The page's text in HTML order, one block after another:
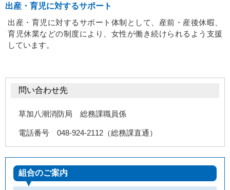
出産・育児に対するサポート
出産・育児に対するサポート体制として、産前・産後休暇、
育児休業などの制度により、女性が働き続けられるよう支援
しています。
問い合わせ先
草加八潮消防局 総務課職員係
電話番号 048-924-2112（総務課直通）
組合のご案内